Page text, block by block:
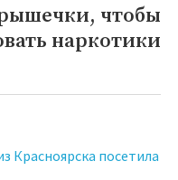
чтобы
наркотики
Красноярска посетила